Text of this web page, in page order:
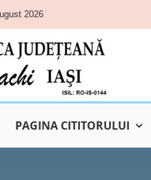
2026
PAGINA CITITORULUI